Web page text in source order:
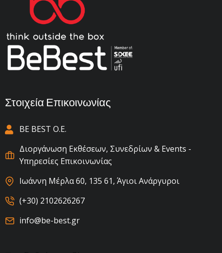
Στοιχεία Επικοινωνίας
BE BEST Ο.Ε.
Διοργάνωση Εκθέσεων, Συνεδρίων & Events -
Υπηρεσίες Επικοινωνίας
Ιωάννη Μέρλα 60, 135 61, Άγιοι Ανάργυροι
(+30) 2102626267
info@be-best.gr